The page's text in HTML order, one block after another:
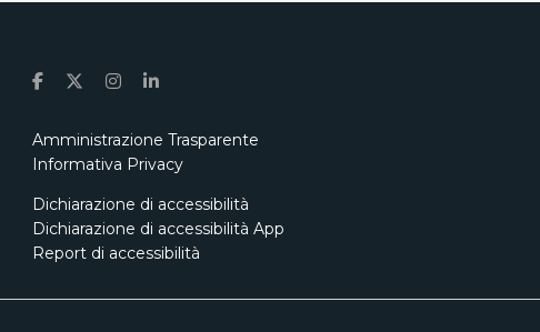
Amministrazione Trasparente
Informativa Privacy
Dichiarazione di accessibilità
Dichiarazione di accessibilità App
Report di accessibilità